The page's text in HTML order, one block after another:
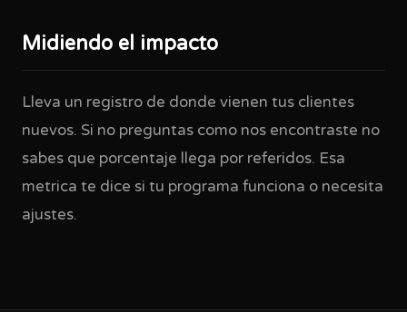
Midiendo el impacto
Lleva un registro de donde vienen tus clientes
nuevos. Si no preguntas como nos encontraste no
sabes que porcentaje llega por referidos. Esa
metrica te dice si tu programa funciona o necesita
ajustes.